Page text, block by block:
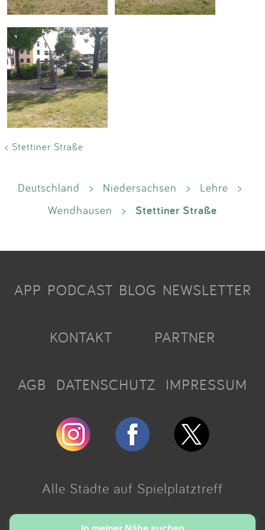
< Stettiner Straße
Deutschland > Niedersachsen > Lehre
>
Wendhausen
> Stettiner Straße
APP PODCAST BLOG NEWSLETTER
KONTAKT PARTNER
AGB DATENSCHUTZ IMPRESSUM
Alle Städte auf Spielplatztreff